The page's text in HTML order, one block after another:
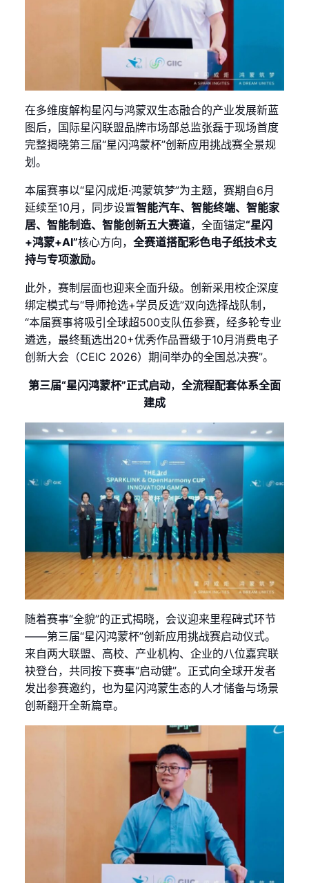
在多维度解构星闪与鸿蒙双生态融合的产业发展新蓝
图后，国际星闪联盟品牌市场部总监张磊于现场首度
完整揭晓第三届“星闪鸿蒙杯”创新应用挑战赛全景规
划。
本届赛事以“星闪成炬·鸿蒙筑梦”为主题，赛期自6月
延续至10月，同步设置智能汽车、智能终端、智能家
居、智能制造、智能创新五大赛道，全面锚定“星闪
+鸿蒙+AI”核心方向， 全赛道搭配彩色电子纸技术支
持与专项激励。
此外，赛制层面也迎来全面升级。创新采用校企深度
绑定模式与“导师抢选+学员反选”双向选择战队制，
“本届赛事将吸引全球超500支队伍参赛，经多轮专业
遴选，最终甄选出20+优秀作品晋级于10月消费电子
创新大会（CEIC 2026）期间举办的全国总决赛”。
第三届“星闪鸿蒙杯”正式启动， 全流程配套体系全面
建成
随着赛事“全貌”的正式揭晓，会议迎来里程碑式环节
——第三届“星闪鸿蒙杯”创新应用挑战赛启动仪式。
来自两大联盟、高校、产业机构、企业的八位嘉宾联
袂登台，共同按下赛事“启动键”。正式向全球开发者
发出参赛邀约，也为星闪鸿蒙生态的人才储备与场景
创新翻开全新篇章。